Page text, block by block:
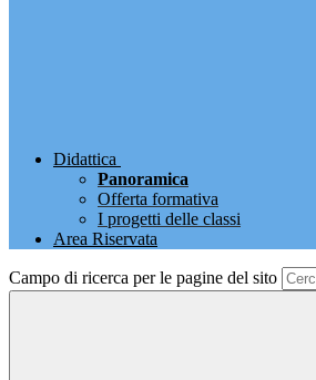
Didattica
Panoramica
Offerta formativa
I progetti delle classi
Area Riservata
Campo di ricerca per le pagine del sito